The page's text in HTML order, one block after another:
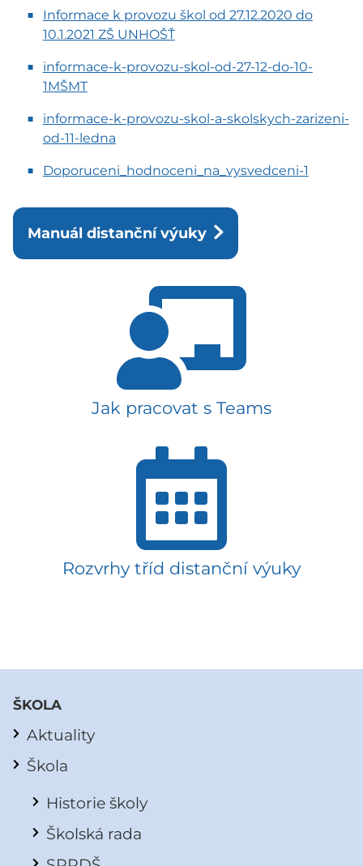
Informace k provozu škol od 27.12.2020 do
10.1.2021 ZŠ UNHOŠŤ
informace-k-provozu-skol-od-27-12-do-10-
1MŠMT
informace-k-provozu-skol-a-skolskych-zarizeni-
od-11-ledna
Doporuceni_hodnoceni_na_vysvedceni-1
Manuál distanční výuky
Jak pracovat s Teams
Rozvrhy tříd distanční výuky
ŠKOLA
Aktuality
Škola
Historie školy
Školská rada